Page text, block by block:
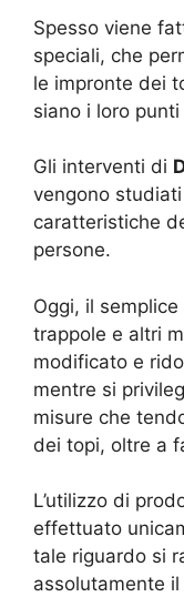
Spesso viene
speciali, che
le impronte dei
siano i loro
Gli interventi di
vengono
caratteristiche
persone.
Oggi, il
trappole e altri
modificato e
mentre si
misure che
dei topi, oltre a
L’utilizzo di
effettuato
tale riguardo si
assolutamente